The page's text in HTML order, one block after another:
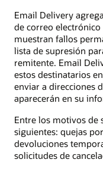
Email Delivery
de correo
muestran fallos
lista de supresión
remitente. Email
estos destinatarios
enviar a direcciones
aparecerán en su
Entre los motivos de
siguientes: quejas
devoluciones
solicitudes de